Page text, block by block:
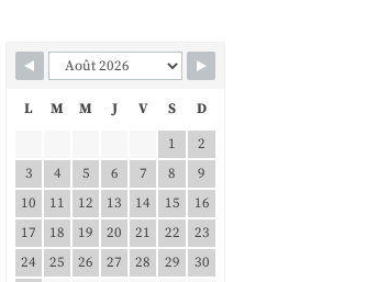
L M M J V S
D
1
2
3
4 5 6 7 8
9
10
11 12 13 14 15
16
17
18 19 20 21 22
23
24
25 26 27 28 29
30